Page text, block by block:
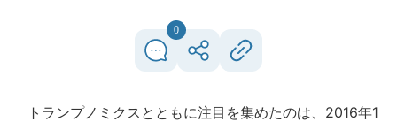
0
トランプノミクスとともに注目を集めたのは、2016年1